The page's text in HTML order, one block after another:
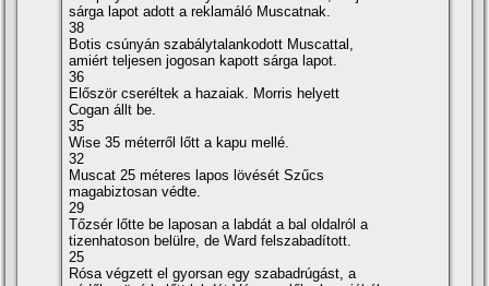
sárga lapot adott a reklamáló Muscatnak.
38
Botis csúnyán szabálytalankodott Muscattal,
amiért teljesen jogosan kapott sárga lapot.
36
Először cseréltek a hazaiak. Morris helyett
Cogan állt be.
35
Wise 35 méterről lőtt a kapu mellé.
32
Muscat 25 méteres lapos lövését Szűcs
magabiztosan védte.
29
Tőzsér lőtte be laposan a labdát a bal oldalról a
tizenhatoson belülre, de Ward felszabadí­tott.
25
Rósa végzett el gyorsan egy szabadrúgást, a